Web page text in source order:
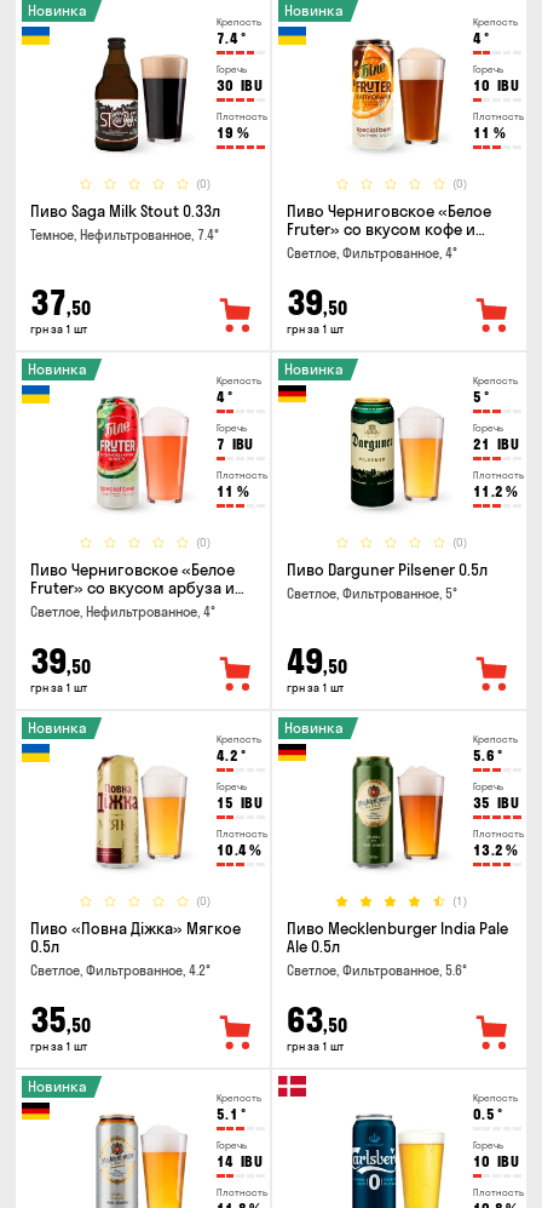
Крепость
7.4°
Горечь
30 IBU
Плотность
19 %
(0)
Новинка
Пиво Saga Milk Stout 0.33л
Темное, Нефильтрованное, 7.4°
37,50
грн за 1 шт
Крепость
4°
Горечь
10 IBU
Плотность
11 %
(0)
Новинка
Пиво Черниговское «Белое
Fruter» со вкусом кофе и
апельсина 0.5 л
Светлое, Фильтрованное, 4°
39,50
грн за 1 шт
Крепость
4°
Горечь
7 IBU
Плотность
11 %
(0)
Новинка
Пиво Черниговское «Белое
Fruter» со вкусом арбуза и
мяты 0.5л
Светлое, Нефильтрованное, 4°
39,50
грн за 1 шт
Крепость
5 °
Горечь
21 IBU
Плотность
11.2 %
(0)
Новинка
Пиво Darguner Pilsener 0.5л
Светлое, Фильтрованное, 5°
49,50
грн за 1 шт
Крепость
4.2 °
Горечь
15 IBU
Плотность
10.4%
(0)
Новинка
Пиво «Повна Діжка» Мягкое
0.5л
Светлое, Фильтрованное, 4.2°
35,50
грн за 1 шт
Крепость
5.6 °
Горечь
35 IBU
Плотность
13.2 %
(1)
Новинка
Пиво Mecklenburger India Pale
Ale 0.5л
Светлое, Фильтрованное, 5.6°
63,50
грн за 1 шт
Крепость
5.1 °
Горечь
14 IBU
Плотность
Новинка
Крепость
0.5 °
Горечь
10 IBU
Плотность